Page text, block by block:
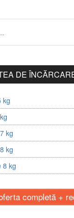
DE
kg
kg
kg
8 kg
completă +